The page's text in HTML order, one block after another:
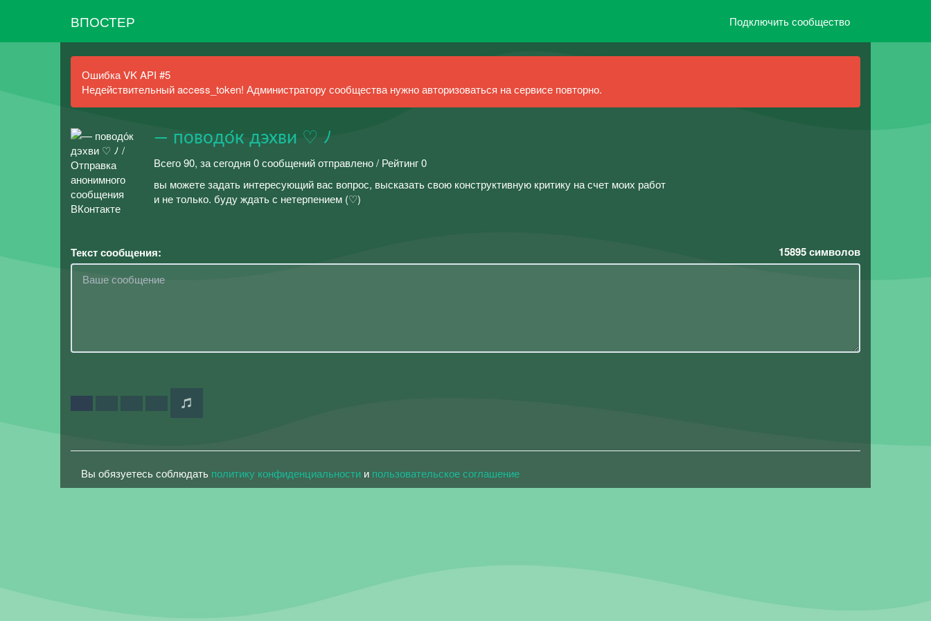
ВПОСТЕР Подключить сообщество
Ошибка VK API #5
Недействительный access_token! Администратору сообщества нужно авторизоваться на сервисе повторно.
— поводо́к дэхви ♡ ﾉ
Всего 90, за сегодня 0 сообщений отправлено / Рейтинг 0
вы можете задать интересующий вас вопрос, высказать свою конструктивную критику на счет моих работ
и не только. буду ждать с нетерпением (♡)
Текст сообщения: 15895символов
Вы обязуетесь соблюдать политику конфиденциальности и пользовательское соглашение